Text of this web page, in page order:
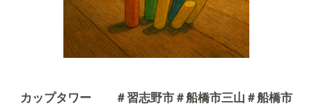
カップタワー ＃習志野市＃船橋市三山＃船橋市